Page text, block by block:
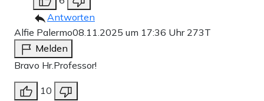
Antworten
Alfie Palermo08.11.2025 um 17:36 Uhr 273T
Melden
Bravo Hr.Professor!
10